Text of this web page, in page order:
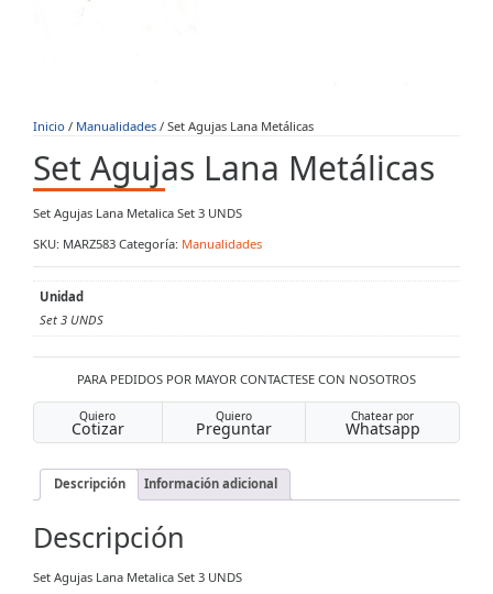
Inicio / Manualidades / Set Agujas Lana Metálicas
Set Agujas Lana Metálicas
Set Agujas Lana Metalica Set 3 UNDS
SKU: MARZ583 Categoría: Manualidades
Unidad
Set 3 UNDS
PARA PEDIDOS POR MAYOR CONTACTESE CON NOSOTROS
Quiero
Cotizar
Quiero
Preguntar
Chatear por
Whatsapp
Descripción Información adicional
Descripción
Set Agujas Lana Metalica Set 3 UNDS